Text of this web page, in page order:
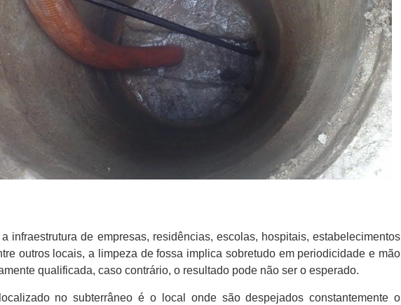
infraestrutura de empresas, residências, escolas, hospitais, estabelecimentos
outros locais, a limpeza de fossa implica sobretudo em periodicidade e mão
qualificada, caso contrário, o resultado pode não ser o esperado.
localizado no subterrâneo é o local onde são despejados constantemente o